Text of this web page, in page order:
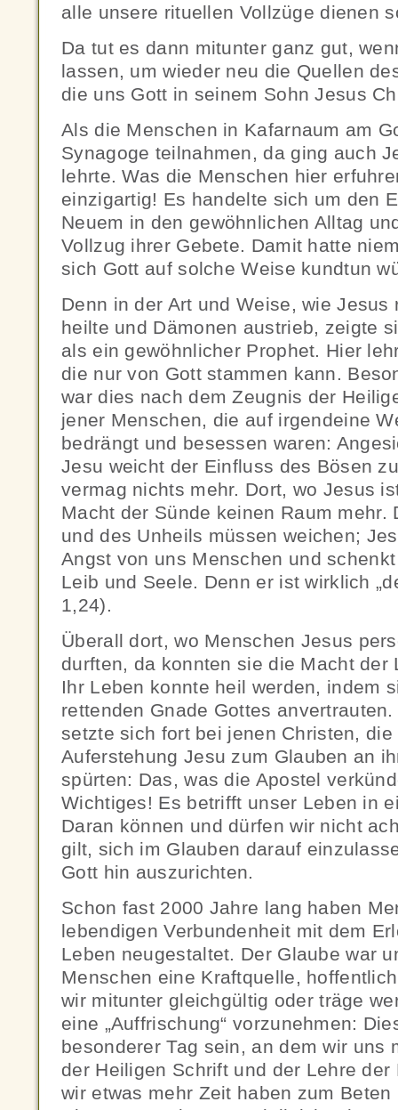
alle unsere rituellen Vollzüge dienen
Da tut es dann mitunter ganz gut,
lassen, um wieder neu die Quellen
die uns Gott in seinem Sohn Jesus
Als die Menschen in Kafarnaum am
Synagoge teilnahmen, da ging auch
lehrte. Was die Menschen hier
einzigartig! Es handelte sich um den
Neuem in den gewöhnlichen Alltag
Vollzug ihrer Gebete. Damit hatte
sich Gott auf solche Weise kundtun
Denn in der Art und Weise, wie Jesus
heilte und Dämonen austrieb, zeigte
als ein gewöhnlicher Prophet. Hier
die nur von Gott stammen kann.
war dies nach dem Zeugnis der
jener Menschen, die auf irgendeine
bedrängt und besessen waren:
Jesu weicht der Einfluss des Bösen
vermag nichts mehr. Dort, wo Jesus
Macht der Sünde keinen Raum mehr.
und des Unheils müssen weichen;
Angst von uns Menschen und
Leib und Seele. Denn er ist wirklich
1,24).
Überall dort, wo Menschen Jesus
durften, da konnten sie die Macht der
Ihr Leben konnte heil werden, indem
rettenden Gnade Gottes
setzte sich fort bei jenen Christen,
Auferstehung Jesu zum Glauben an
spürten: Das, was die Apostel
Wichtiges! Es betrifft unser Leben in
Daran können und dürfen wir nicht
gilt, sich im Glauben darauf
Gott hin auszurichten.
Schon fast 2000 Jahre lang haben
lebendigen Verbundenheit mit dem
Leben neugestaltet. Der Glaube war
Menschen eine Kraftquelle,
wir mitunter gleichgültig oder träge
eine „Auffrischung“ vorzunehmen:
besonderer Tag sein, an dem wir uns
der Heiligen Schrift und der Lehre
wir etwas mehr Zeit haben zum